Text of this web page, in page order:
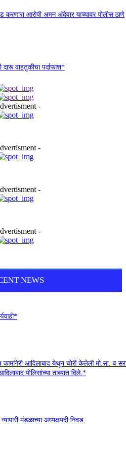
करणारा आरोपी अमन अंदेवार याच्यावर पोलीस ठाणे
वाहतुकीचा पर्दाफाश*
-
-
-
-
NEWS
आदिलाबाद येथून चोरी केलेली मो.सा. व
पोलिसांच्या ताब्यात दिले.*
मंडळाच्या अध्यक्षपदी निवड